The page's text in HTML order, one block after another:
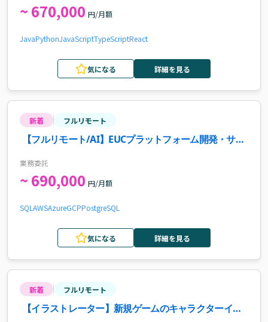
~ 670,000 円/月額
JavaPythonJavaScriptTypeScriptReact
気になる 詳細を見る
新着 フルリモート
【フルリモート/AI】EUCプラットフォーム開発・サポ
業務委託
~ 690,000 円/月額
SQL AWSAzureGCPPostgreSQL
気になる 詳細を見る
新着 フルリモート
【イラストレーター】新規ゲームのキャラクターイラ